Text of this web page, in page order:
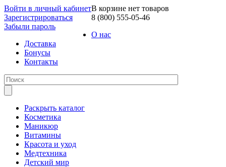
Войти в личный кабинет
Зарегистрироваться
Забыли пароль
В корзине нет товаров
8 (800) 555-05-46
О нас
Доставка
Бонусы
Контакты
Раскрыть каталог
Косметика
Маникюр
Витамины
Красота и уход
Медтехника
Детский мир